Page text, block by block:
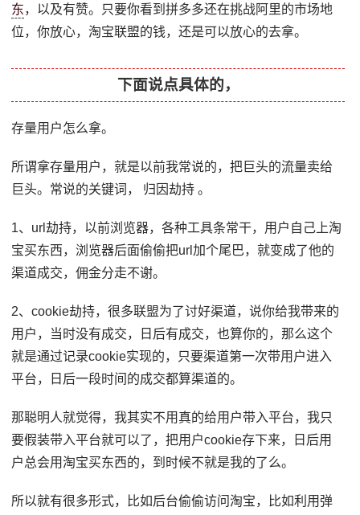
东，以及有赞。只要你看到拼多多还在挑战阿里的市场地
位，你放心，淘宝联盟的钱，还是可以放心的去拿。
下面说点具体的，
存量用户怎么拿。
所谓拿存量用户，就是以前我常说的，把巨头的流量卖给
巨头。常说的关键词， 归因劫持 。
1、url劫持，以前浏览器，各种工具条常干，用户自己上淘
宝买东西，浏览器后面偷偷把url加个尾巴，就变成了他的
渠道成交，佣金分走不谢。
2、cookie劫持，很多联盟为了讨好渠道，说你给我带来的
用户，当时没有成交，日后有成交，也算你的，那么这个
就是通过记录cookie实现的，只要渠道第一次带用户进入
平台，日后一段时间的成交都算渠道的。
那聪明人就觉得，我其实不用真的给用户带入平台，我只
要假装带入平台就可以了，把用户cookie存下来，日后用
户总会用淘宝买东西的，到时候不就是我的了么。
所以就有很多形式，比如后台偷偷访问淘宝，比如利用弹